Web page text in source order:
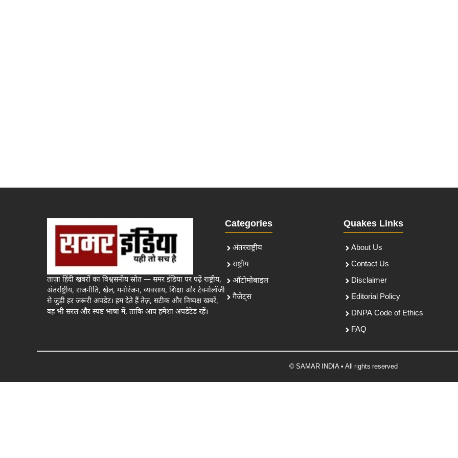
ताज़ा हिंदी खबरों का विश्वसनीय स्रोत — समर इंडिया पर पढ़ें राष्ट्रीय,
अंतर्राष्ट्रीय, राजनीति, खेल, मनोरंजन, व्यवसाय, शिक्षा और टेक्नोलॉजी
से जुड़ी हर जरूरी अपडेट। हम देते हैं तेज़, सटीक और निष्पक्ष खबरें,
वह भी सरल और स्पष्ट भाषा में, ताकि आप हमेशा अपडेटेड रहें।
Categories
अंतरराष्ट्रीय
राष्ट्रीय
ऑटोमोबाइल
गैजेट्स
Quakes Links
About Us
Contact Us
Disclaimer
Editorial Policy
DNPA Code of Ethics
FAQ
© SAMAR INDIA • All rights reserved